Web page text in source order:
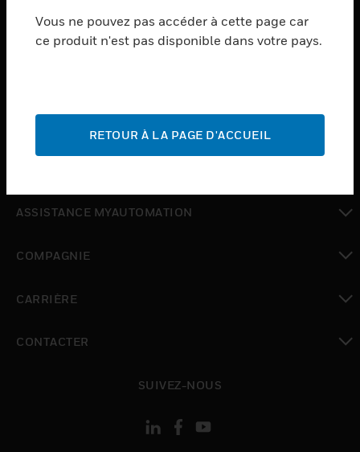
toggle view
SERVICES
toggle view
toggle view
toggle view
ASSISTANCE MYAUTOMATION
COMPAGNIE
CARRIÈRE
CONTACTER
SUIVEZ-NOUS
Vous ne pouvez pas accéder à cette page car
ce produit n'est pas disponible dans votre pays.
RETOUR À LA PAGE D'ACCUEIL